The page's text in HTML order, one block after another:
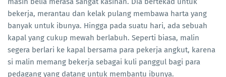
bekerja, merantau dan kelak pulang membawa harta yang
banyak untuk ibunya. Hingga pada suatu hari, ada sebuah
kapal yang cukup mewah berlabuh. Seperti biasa, malin
segera berlari ke kapal bersama para pekerja angkut, karena
si malin memang bekerja sebagai kuli panggul bagi para
pedagang yang datang untuk membantu ibunya.